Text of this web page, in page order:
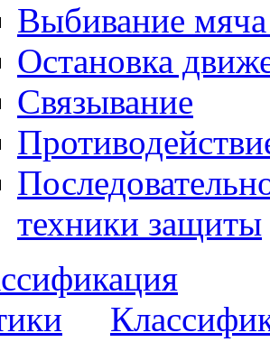
Выбивание
Остановка
Связывание
техники защиты